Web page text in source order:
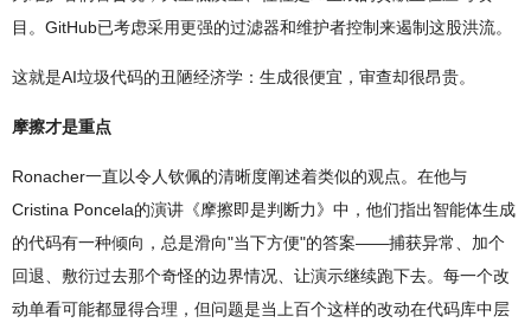
目。GitHub已考虑采用更强的过滤器和维护者控制来遏制这股洪流。
这就是AI垃圾代码的丑陋经济学：生成很便宜，审查却很昂贵。
摩擦才是重点
Ronacher一直以令人钦佩的清晰度阐述着类似的观点。在他与
Cristina Poncela的演讲《摩擦即是判断力》中，他们指出智能体生成
的代码有一种倾向，总是滑向"当下方便"的答案——捕获异常、加个
回退、敷衍过去那个奇怪的边界情况、让演示继续跑下去。每一个改
动单看可能都显得合理，但问题是当上百个这样的改动在代码库中层